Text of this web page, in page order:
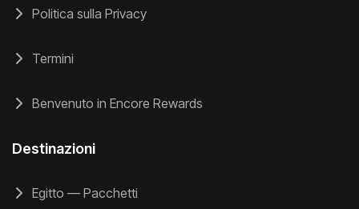
Politica sulla Privacy
Termini
Benvenuto in Encore Rewards
Destinazioni
Egitto — Pacchetti